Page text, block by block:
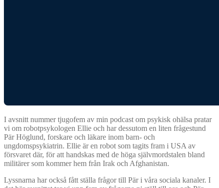
I avsnitt nummer tjugofem av min podcast om psykisk ohälsa pratar
vi om robotpsykologen Ellie och har dessutom en liten frågestund
Pär Höglund, forskare och läkare inom barn- och
ungdomspsykiatrin. Ellie är en robot som tagits fram i USA av
försvaret där, för att handskas med de höga självmordstalen bland
militärer som kommer hem från Irak och Afghanistan.
Lyssnarna har också fått ställa frågor till Pär i våra sociala kanaler. I